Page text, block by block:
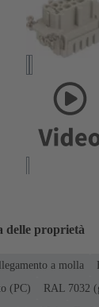
delle proprietà
a molla
(PC)
RAL 7032